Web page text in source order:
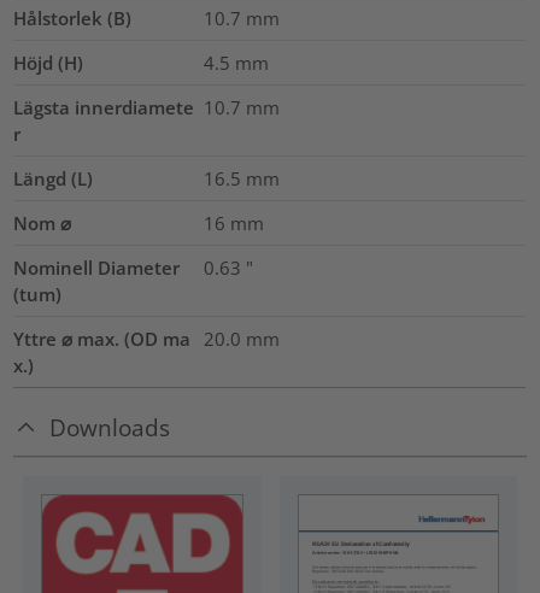
Hålstorlek (B) 10.7 mm
Höjd (H)
4.5 mm
Lägsta innerdiamete
r
10.7 mm
Längd (L) 16.5 mm
Nom ⌀
16 mm
Nominell Diameter
(tum)
0.63 "
Yttre ⌀ max. (OD ma
x.)
20.0 mm
Downloads